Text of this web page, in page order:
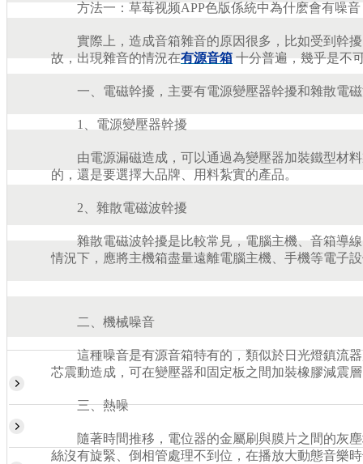
方法一：草莓视频APP色版係統中為什麽會有噪音
實際上，造成音箱雜音的原因很多，比如受到幹擾
故，出現雜音的情況在有源音箱 十分普遍，幾乎是不
一、電磁幹擾，主要有電源變壓器幹擾和雜散電磁
1、電源變壓器幹擾
由電源漏磁造成，可以通過為變壓器加裝鐵型材料
的，還是要選擇大品牌、用料紮實的產品。
2、雜散電磁波幹擾
雜散電磁波幹擾是比較常見，電腦主機、音箱導線
情況下，應將主機箱盡量遠離電腦主機、手機等電子
二、機械噪音
這種噪音是有源音箱特有的，類似於日光燈鎮流器
芯震動造成，可在變壓器和固定板之間加裝橡膠減震
三、熱噪
隨著時間推移，電位器的金屬刷與膜片之間的灰塵
絲沒有旋緊、倒相管處理不到位，在播放大動態音樂